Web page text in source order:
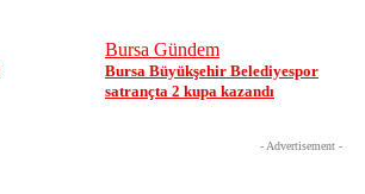
Bursa Gündem
Bursa Büyükşehir Belediyespor
satrançta 2 kupa kazandı
- Advertisement -